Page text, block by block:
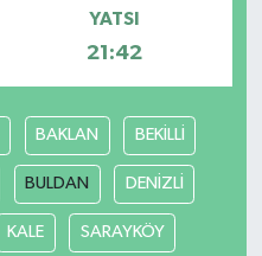
YATSI
21:42
BAKLAN BEKİLLİ
BULDAN DENİZLİ
KALE SARAYKÖY